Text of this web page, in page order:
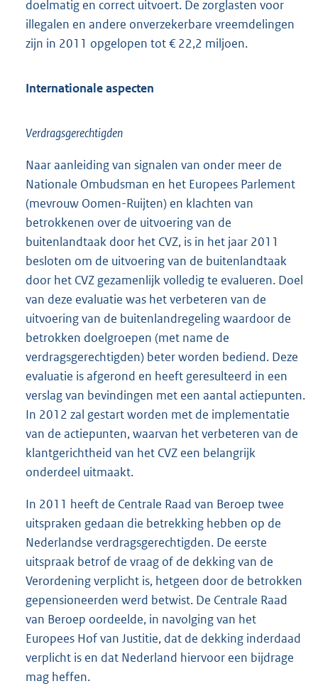
doelmatig en correct uitvoert. De zorglasten voor
illegalen en andere onverzekerbare vreemdelingen
zijn in 2011 opgelopen tot € 22,2 miljoen.
Internationale aspecten
Verdragsgerechtigden
Naar aanleiding van signalen van onder meer de
Nationale Ombudsman en het Europees Parlement
(mevrouw Oomen-Ruijten) en klachten van
betrokkenen over de uitvoering van de
buitenlandtaak door het CVZ, is in het jaar 2011
besloten om de uitvoering van de buitenlandtaak
door het CVZ gezamenlijk volledig te evalueren. Doel
van deze evaluatie was het verbeteren van de
uitvoering van de buitenlandregeling waardoor de
betrokken doelgroepen (met name de
verdragsgerechtigden) beter worden bediend. Deze
evaluatie is afgerond en heeft geresulteerd in een
verslag van bevindingen met een aantal actiepunten.
In 2012 zal gestart worden met de implementatie
van de actiepunten, waarvan het verbeteren van de
klantgerichtheid van het CVZ een belangrijk
onderdeel uitmaakt.
In 2011 heeft de Centrale Raad van Beroep twee
uitspraken gedaan die betrekking hebben op de
Nederlandse verdragsgerechtigden. De eerste
uitspraak betrof de vraag of de dekking van de
Verordening verplicht is, hetgeen door de betrokken
gepensioneerden werd betwist. De Centrale Raad
van Beroep oordeelde, in navolging van het
Europees Hof van Justitie, dat de dekking inderdaad
verplicht is en dat Nederland hiervoor een bijdrage
mag heffen.